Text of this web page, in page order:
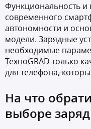
Функциональность и
современного
автономности и
модели. Зарядные
необходимые
ТехноGRAD только
для телефона,
На что
выборе